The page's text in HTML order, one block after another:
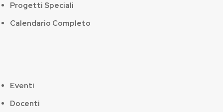
Progetti Speciali
Calendario Completo
Eventi
Docenti